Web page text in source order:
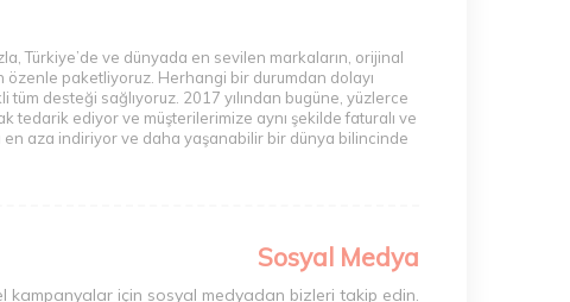
Blue serisindenGillette Blue 3ise en çok tercih
Uzun dönemli kullanım için en uygun
pratik kullanımı sebebi ile Gillette tıraş
durumlarda, acil olarak kullanmak üzere
Türkiye’de ve dünyada en sevilen markaların, orijinal
paketliyoruz. Herhangi bir durumdan dolayı
desteği sağlıyoruz. 2017 yılından bugüne, yüzlerce
ediyor ve müşterilerimize aynı şekilde faturalı ve
en aza indiriyor ve daha yaşanabilir bir dünya bilincinde
Sosyal Medya
kampanyalar için sosyal medyadan bizleri takip edin.